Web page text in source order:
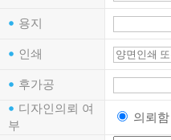
용지
인쇄
후가공
디자인의뢰 여
부
의뢰함